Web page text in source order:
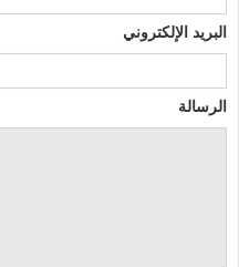
البريد الإلكتروني
الرسالة